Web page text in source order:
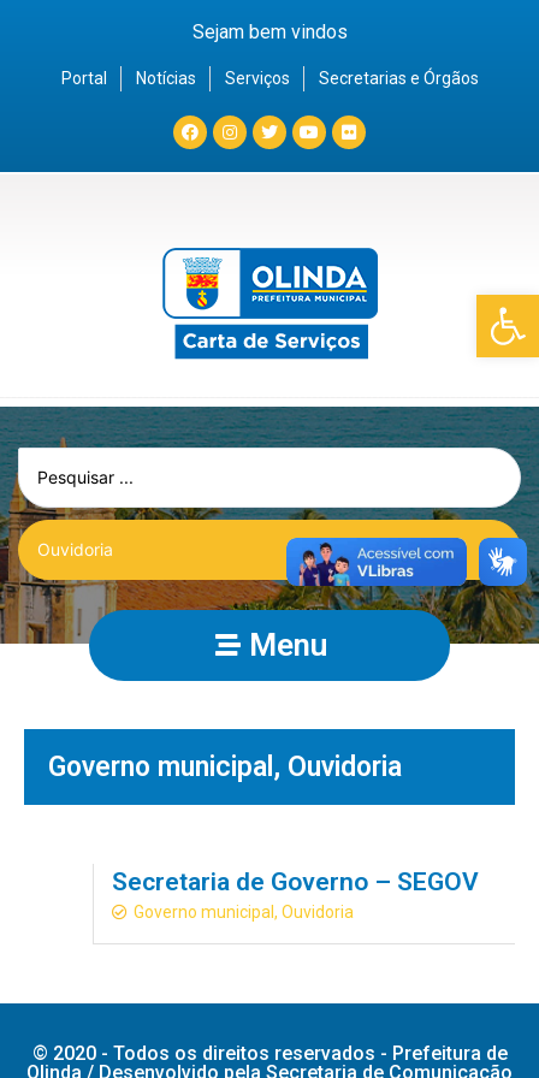
Barra de
Sejam bem vindos
Portal Notícias Serviços Secretarias e Órgãos
Menu
Governo municipal , Ouvidoria
Secretaria de Governo – SEGOV
Governo municipal,Ouvidoria
© 2020 - Todos os direitos reservados - Prefeitura de
Olinda / Desenvolvido pela Secretaria de Comunicação